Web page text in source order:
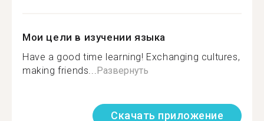
Мои цели в изучении языка
Have a good time learning! Exchanging cultures,
making friends...Развернуть
Скачать приложение